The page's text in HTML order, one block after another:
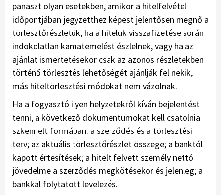
panaszt olyan esetekben, amikor a hitelfelvétel
időpontjában jegyzetthez képest jelentősen megnő a
törlesztőrészletük, ha a hitelük visszafizetése során
indokolatlan kamatemelést észlelnek, vagy ha az
ajánlat ismertetésekor csak az azonos részletekben
történő törlesztés lehetőségét ajánlják fel nekik,
más hiteltörlesztési módokat nem vázolnak.
Ha a fogyasztó ilyen helyzetekről kíván bejelentést
tenni, a következő dokumentumokat kell csatolnia
szkennelt formában: a szerződés és a törlesztési
terv; az aktuális törlesztőrészlet összege; a banktól
kapott értesítések; a hitelt felvett személy nettó
jövedelme a szerződés megkötésekor és jelenleg; a
bankkal folytatott levelezés.